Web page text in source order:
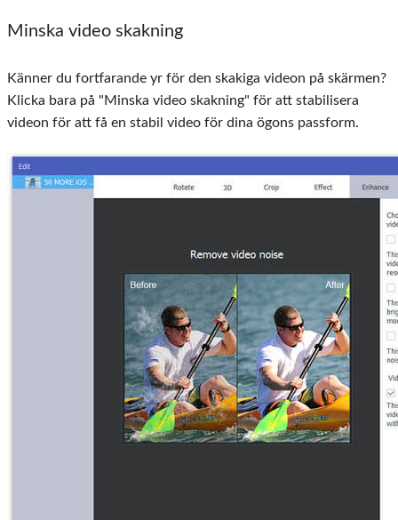
Minska video skakning
Känner du fortfarande yr för den skakiga videon på skärmen?
Klicka bara på "Minska video skakning" för att stabilisera
videon för att få en stabil video för dina ögons passform.